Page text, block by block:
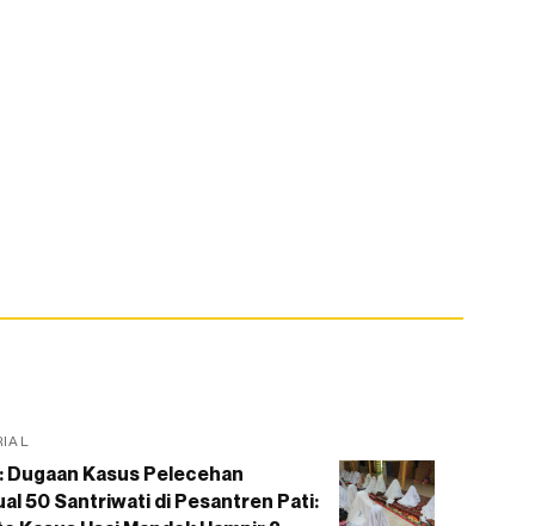
Dugaan Kasus Pelecehan
50 Santriwati di Pesantren Pati: